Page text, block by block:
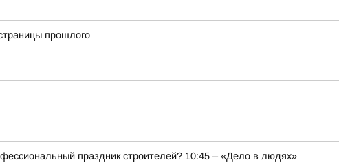
прошлого
праздник строителей? 10:45 – «Дело в людях»